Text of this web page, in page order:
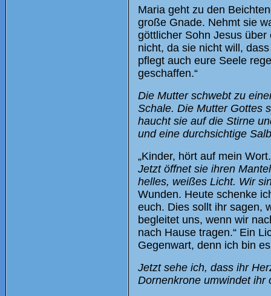
Maria geht zu den
große Gnade. Nehmt sie
göttlicher Sohn Jesus
nicht, da sie nicht will,
pflegt auch eure Seele
geschaffen.“
Die Mutter schwebt zu
Schale. Die Mutter Gottes
haucht sie auf die Stirne
und eine durchsichtige
„Kinder, hört auf mein
Jetzt öffnet sie ihren
helles, weißes Licht. Wir
Wunden. Heute schenke
euch. Dies sollt ihr sagen,
begleitet uns, wenn wir
nach Hause tragen.“ Ein
Gegenwart, denn ich bin
Jetzt sehe ich, dass ihr
Dornenkrone umwindet ihr